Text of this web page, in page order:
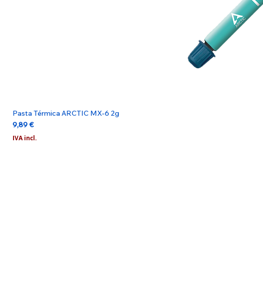
Pasta Térmica ARCTIC MX-6 2g
Preço
9,89 €
IVA incl.